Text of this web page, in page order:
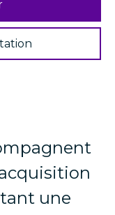
une